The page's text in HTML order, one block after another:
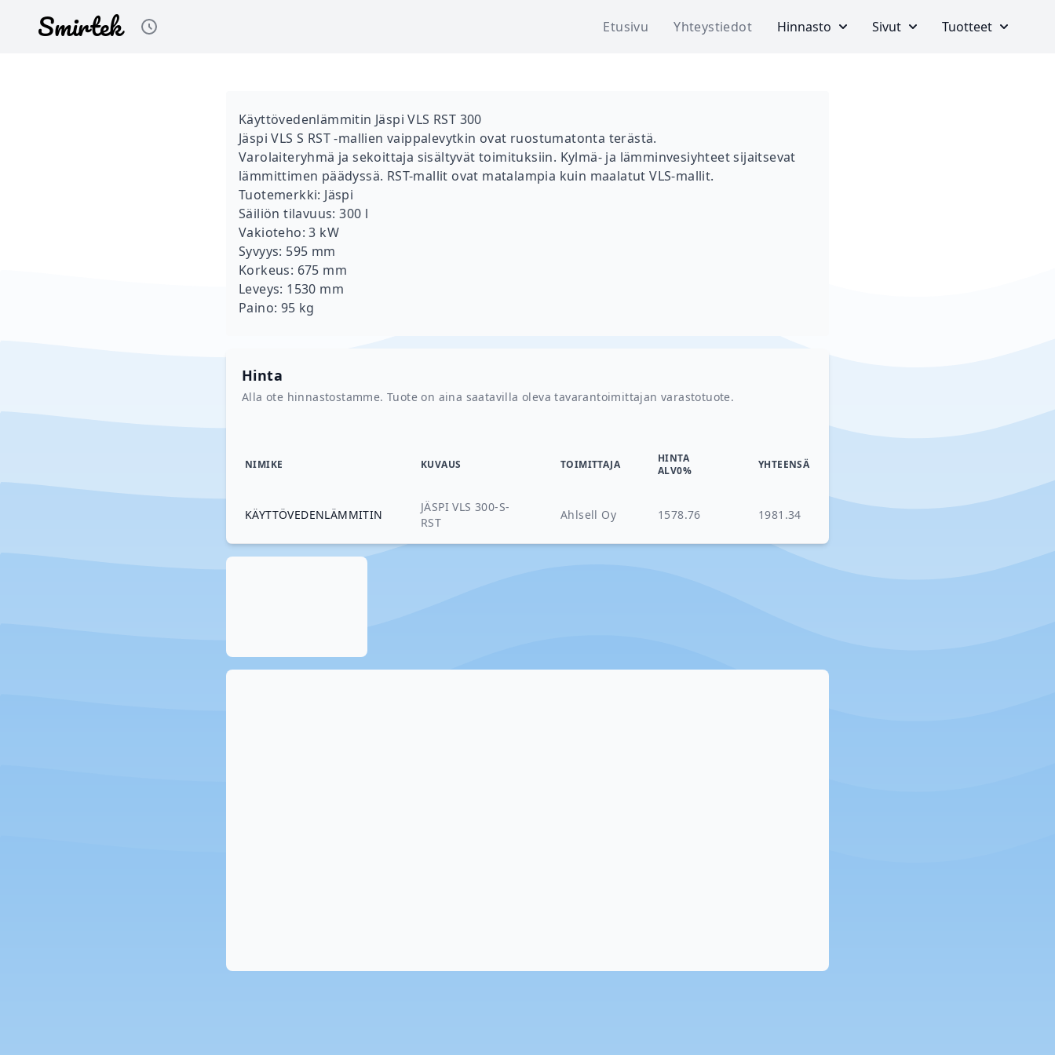
Smirtek Loading color theme... Etusivu Yhteystiedot Hinnasto Sivut Tuotteet
Käyttövedenlämmitin Jäspi VLS RST 300
Jäspi VLS S RST -mallien vaippalevytkin ovat ruostumatonta terästä.
Varolaiteryhmä ja sekoittaja sisältyvät toimituksiin. Kylmä- ja lämminvesiyhteet sijaitsevat
lämmittimen päädyssä. RST-mallit ovat matalampia kuin maalatut VLS-mallit.
Tuotemerkki: Jäspi
Säiliön tilavuus: 300 l
Vakioteho: 3 kW
Syvyys: 595 mm
Korkeus: 675 mm
Leveys: 1530 mm
Paino: 95 kg
Hinta
Alla ote hinnastostamme. Tuote on aina saatavilla oleva tavarantoimittajan varastotuote.
NIMIKE KUVAUS TOIMITTAJA
HINTA
ALV0%
YHTEENSÄ
KÄYTTÖVEDENLÄMMITIN
JÄSPI VLS 300-S-
RST
Ahlsell Oy 1578.76 1981.34